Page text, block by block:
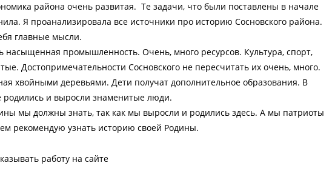
района очень развитая. Те задачи, что были поставлены в начале
Я проанализировала все источники про историю Сосновского района.
главные мысли.
насыщенная промышленность. Очень, много ресурсов. Культура, спорт,
Достопримечательности Сосновского не пересчитать их очень, много.
хвойными деревьями. Дети получат дополнительное образования. В
родились и выросли знаменитые люди.
мы должны знать, так как мы выросли и родились здесь. А мы патриоты
рекомендую узнать историю своей Родины.
работу на сайте